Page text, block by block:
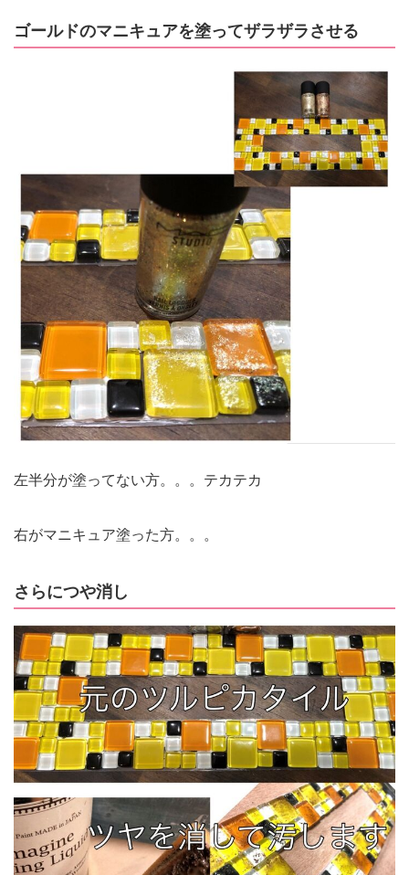
ゴールドのマニキュアを塗ってザラザラさせる
左半分が塗ってない方。。。テカテカ
右がマニキュア塗った方。。。
さらにつや消し